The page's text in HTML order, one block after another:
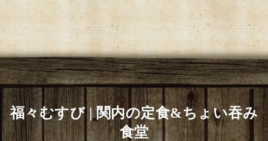
福々むすび | 関内の定食&ちょい吞み
食堂